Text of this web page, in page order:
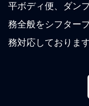
平ボディ便、ダン
務全般をシフター
務対応しております